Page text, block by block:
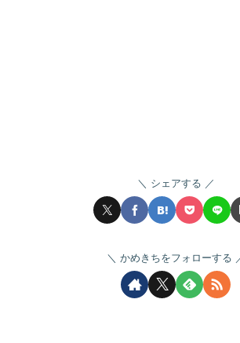
シェアする
かめきちをフォローする